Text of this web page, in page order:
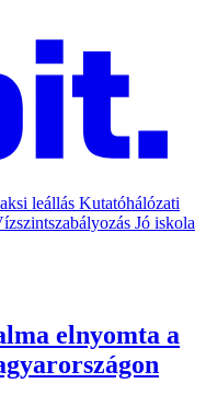
leállás Kutatóhálózati
Jó iskola
elnyomta a